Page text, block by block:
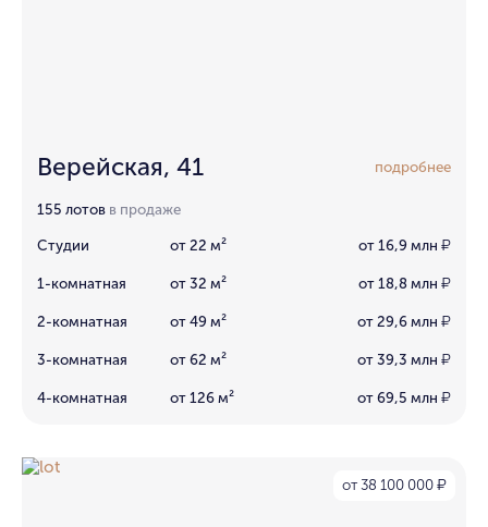
Верейская, 41 подробнее
155 лотов в продаже
Студии от 22 м² от 16,9 млн ₽
1-комнатная от 32 м² от 18,8 млн ₽
2-комнатная от 49 м² от 29,6 млн ₽
3-комнатная от 62 м² от 39,3 млн ₽
4-комнатная от 126 м² от 69,5 млн ₽
от 38 100 000 ₽